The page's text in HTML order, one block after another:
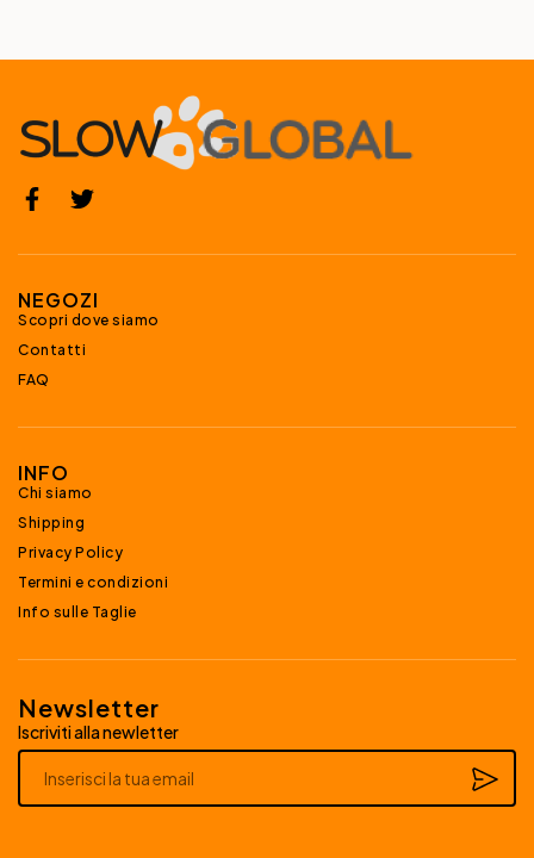
NEGOZI
Scopri dove siamo
Contatti
FAQ
INFO
Chi siamo
Shipping
Privacy Policy
Termini e condizioni
Info sulle Taglie
Newsletter
Iscriviti alla newletter